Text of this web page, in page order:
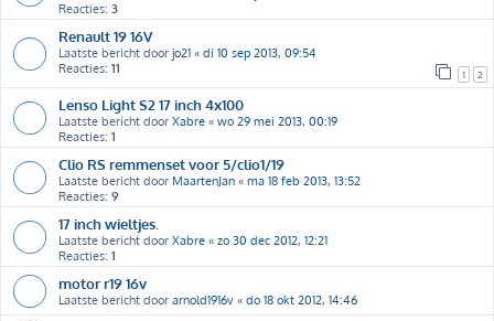
Reacties: 3
Renault 19 16V
Laatste bericht door jo21 « di 10 sep 2013, 09:54
Reacties: 11 1 2
Lenso Light S2 17 inch 4x100
Laatste bericht door Xabre « wo 29 mei 2013, 00:19
Reacties: 1
Clio RS remmenset voor 5/clio1/19
Laatste bericht door MaartenJan « ma 18 feb 2013, 13:52
Reacties: 9
17 inch wieltjes.
Laatste bericht door Xabre « zo 30 dec 2012, 12:21
Reacties: 1
motor r19 16v
Laatste bericht door arnold1916v « do 18 okt 2012, 14:46